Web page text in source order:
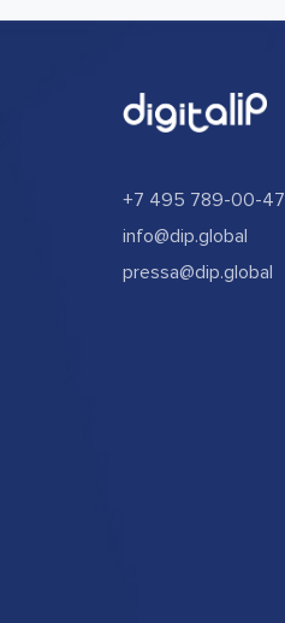
+7 495 789-00-47
info@dip.global
pressa@dip.global